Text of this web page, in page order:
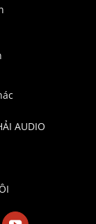
AUDIO